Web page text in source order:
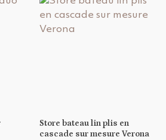
Store bateau lin plis en
cascade sur mesure Verona